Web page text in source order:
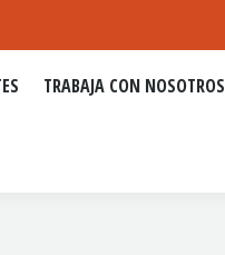
TRABAJA CON NOSOTROS